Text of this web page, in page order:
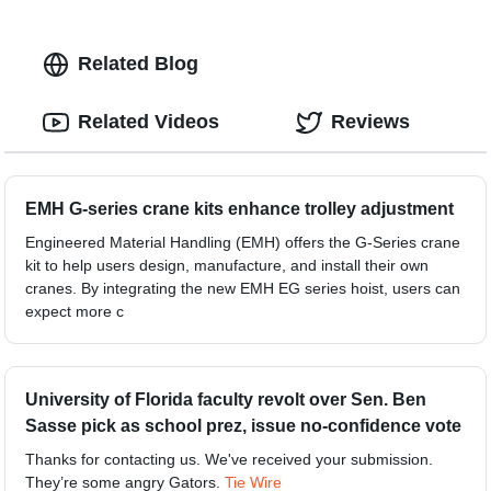
Related Blog
EMH G-series crane kits enhance trolley adjustment
Engineered Material Handling (EMH) offers the G-Series crane
kit to help users design, manufacture, and install their own
cranes. By integrating the new EMH EG series hoist, users can
expect more c
University of Florida faculty revolt over Sen. Ben
Sasse pick as school prez, issue no-confidence vote
Thanks for contacting us. We've received your submission.
They’re some angry Gators.Tie Wire
Related Videos Reviews